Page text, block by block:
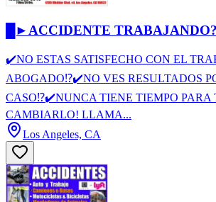
█►ACCIDENTE
✔️NO ESTAS SATISFECHO CON EL
ABOGADO⁉️✔️NO VES RESULTADOS
CASO⁉️✔️NUNCA TIENE TIEMPO PARA
CAMBIARLO! LLAMA...
Los Angeles, CA